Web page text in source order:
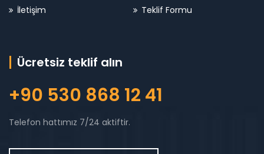
İletişim
Teklif Formu
Ücretsiz teklif alın
+90 530 868 12 41
Telefon hattımız 7/24 aktiftir.